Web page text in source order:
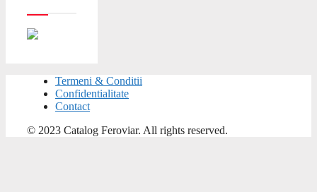
Termeni & Conditii
Confidentialitate
Contact
© 2023 Catalog Feroviar. All rights reserved.